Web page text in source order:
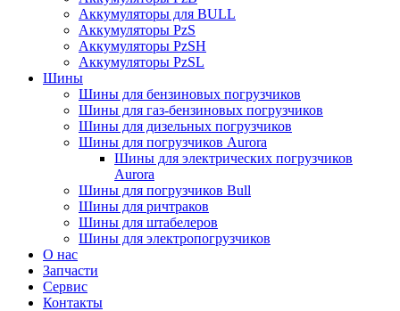
Аккумуляторы для BULL
Аккумуляторы PzS
Аккумуляторы PzSH
Аккумуляторы PzSL
Шины
Шины для бензиновых погрузчиков
Шины для газ-бензиновых погрузчиков
Шины для дизельных погрузчиков
Шины для погрузчиков Aurora
Шины для электрических погрузчиков
Aurora
Шины для погрузчиков Bull
Шины для ричтраков
Шины для штабелеров
Шины для электропогрузчиков
О нас
Запчасти
Сервис
Контакты